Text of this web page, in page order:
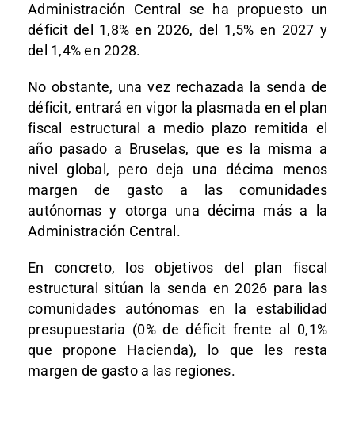
Administración Central se ha propuesto un
déficit del 1,8% en 2026, del 1,5% en 2027 y
del 1,4% en 2028.
No obstante, una vez rechazada la senda de
déficit, entrará en vigor la plasmada en el plan
fiscal estructural a medio plazo remitida el
año pasado a Bruselas, que es la misma a
nivel global, pero deja una décima menos
margen de gasto a las comunidades
autónomas y otorga una décima más a la
Administración Central.
En concreto, los objetivos del plan fiscal
estructural sitúan la senda en 2026 para las
comunidades autónomas en la estabilidad
presupuestaria (0% de déficit frente al 0,1%
que propone Hacienda), lo que les resta
margen de gasto a las regiones.